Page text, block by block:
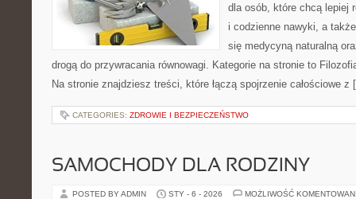
dla osób, które chcą lepiej
i codzienne nawyki, a
się medycyną naturalną
drogą do przywracania równowagi. Kategorie na stronie to
Na stronie znajdziesz treści, które łączą spojrzenie całościowe
CATEGORIES: ZDROWIE I BEZPIECZEŃSTWO
SAMOCHODY DLA RODZINY
POSTED BY ADMIN STY - 6 - 2026 MOŻLIWOŚĆ